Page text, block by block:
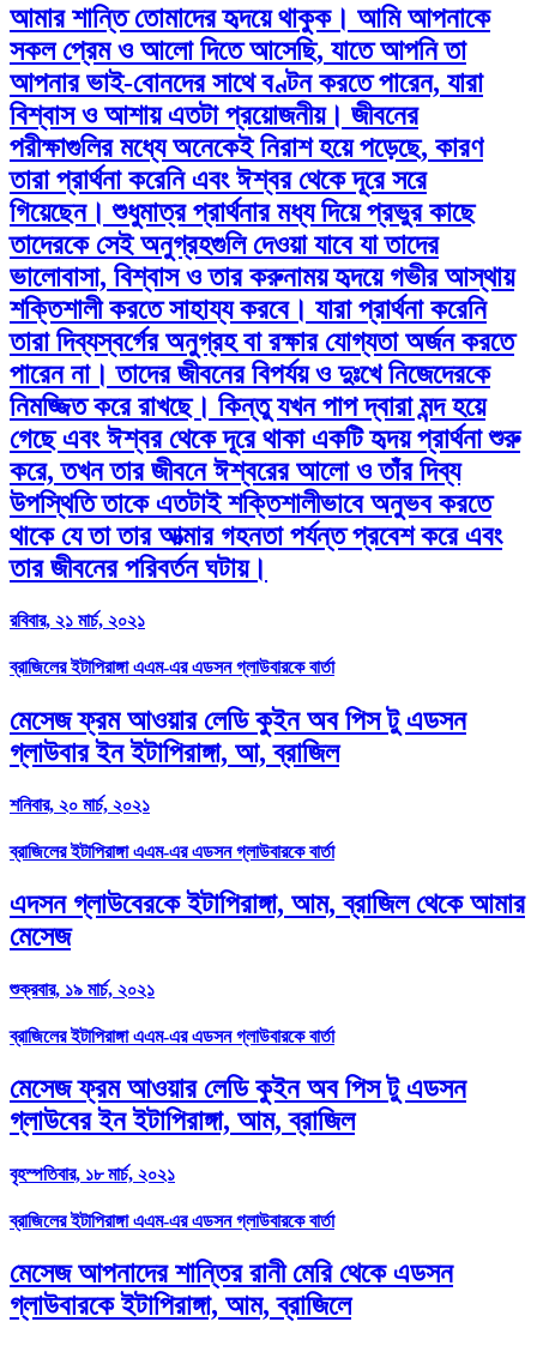
আমার শান্তি তোমাদের হৃদয়ে থাকুক। আমি আপনাকে
সকল প্রেম ও আলো দিতে আসেছি, যাতে আপনি তা
আপনার ভাই-বোনদের সাথে বণ্টন করতে পারেন, যারা
বিশ্বাস ও আশায় এতটা প্রয়োজনীয়। জীবনের
পরীক্ষাগুলির মধ্যে অনেকেই নিরাশ হয়ে পড়েছে, কারণ
তারা প্রার্থনা করেনি এবং ঈশ্বর থেকে দূরে সরে
গিয়েছেন। শুধুমাত্র প্রার্থনার মধ্য দিয়ে প্রভুর কাছে
তাদেরকে সেই অনুগ্রহগুলি দেওয়া যাবে যা তাদের
ভালোবাসা, বিশ্বাস ও তার করুনাময় হৃদয়ে গভীর আস্থায়
শক্তিশালী করতে সাহায্য করবে। যারা প্রার্থনা করেনি
তারা দিব্যস্বর্গের অনুগ্রহ বা রক্ষার যোগ্যতা অর্জন করতে
পারেন না। তাদের জীবনের বিপর্যয় ও দুঃখে নিজেদেরকে
নিমজ্জিত করে রাখছে। কিন্তু যখন পাপ দ্বারা মন্দ হয়ে
গেছে এবং ঈশ্বর থেকে দূরে থাকা একটি হৃদয় প্রার্থনা শুরু
করে, তখন তার জীবনে ঈশ্বরের আলো ও তাঁর দিব্য
উপস্থিতি তাকে এতটাই শক্তিশালীভাবে অনুভব করতে
থাকে যে তা তার আত্মার গহনতা পর্যন্ত প্রবেশ করে এবং
তার জীবনের পরিবর্তন ঘটায়।
রবিবার, ২১ মার্চ, ২০২১
ব্রাজিলের ইটাপিরাঙ্গা এএম-এর এডসন গ্লাউবারকে বার্তা
মেসেজ ফ্রম আওয়ার লেডি কুইন অব পিস টু এডসন
গ্লাউবার ইন ইটাপিরাঙ্গা, আ, ব্রাজিল
শনিবার, ২০ মার্চ, ২০২১
ব্রাজিলের ইটাপিরাঙ্গা এএম-এর এডসন গ্লাউবারকে বার্তা
এদসন গ্লাউবেরকে ইটাপিরাঙ্গা, আম, ব্রাজিল থেকে আমার
মেসেজ
শুক্রবার, ১৯ মার্চ, ২০২১
ব্রাজিলের ইটাপিরাঙ্গা এএম-এর এডসন গ্লাউবারকে বার্তা
মেসেজ ফ্রম আওয়ার লেডি কুইন অব পিস টু এডসন
গ্লাউবের ইন ইটাপিরাঙ্গা, আম, ব্রাজিল
বৃহস্পতিবার, ১৮ মার্চ, ২০২১
ব্রাজিলের ইটাপিরাঙ্গা এএম-এর এডসন গ্লাউবারকে বার্তা
মেসেজ আপনাদের শান্তির রানী মেরি থেকে এডসন
গ্লাউবারকে ইটাপিরাঙ্গা, আম, ব্রাজিলে